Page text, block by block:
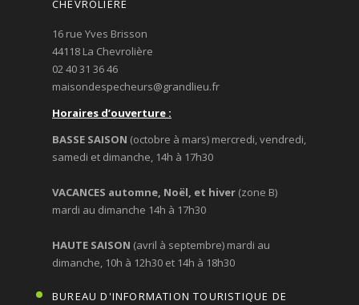
CHEVROLIÈRE
16 rue Yves Brisson
44118 La Chevrolière
02 40 31 36 46
maisondespecheurs@grandlieu.fr
Horaires d’ouverture :
BASSE SAISON (octobre à mars) mercredi, vendredi,
samedi et dimanche, 14h à 17h30
VACANCES automne, Noël, et hiver (zone B)
mardi au dimanche 14h à 17h30
HAUTE SAISON (avril à septembre) mardi au
dimanche, 10h à 12h30 et 14h à 18h30
BUREAU D'INFORMATION TOURISTIQUE DE